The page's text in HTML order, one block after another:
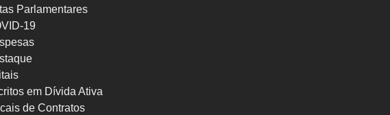
Parlamentares
19
em Dívida Ativa
de Contratos